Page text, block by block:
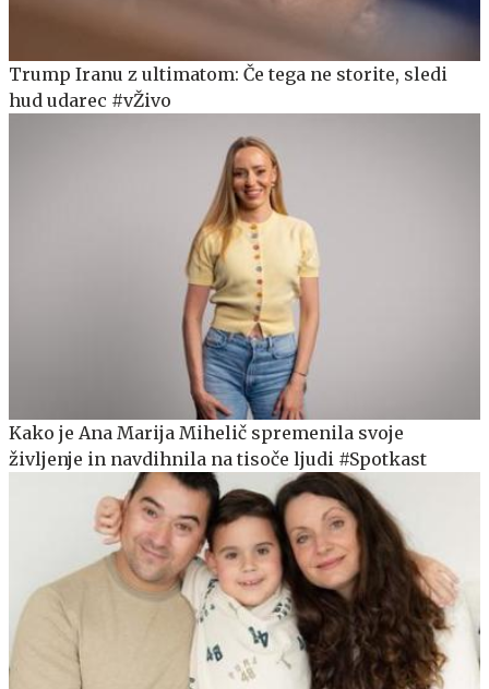
Trump Iranu z ultimatom: Če tega ne storite, sledi
hud udarec #vŽivo
Kako je Ana Marija Mihelič spremenila svoje
življenje in navdihnila na tisoče ljudi #Spotkast